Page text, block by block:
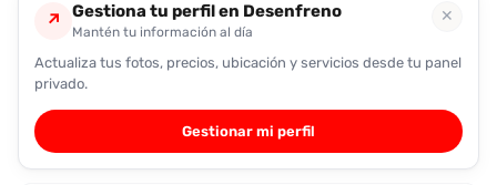
Favoritos
Pronto
podrás
registrarte
↗ Gestiona tu perfil en Desenfreno
Mantén tu información al día
✕
Actualiza tus fotos, precios, ubicación y servicios desde tu panel
privado.
Gestionar mi perfil